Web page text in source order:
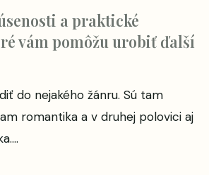
a praktické
vám pomôžu urobiť ďalší
do nejakého žánru. Sú tam
romantika a v druhej polovici aj